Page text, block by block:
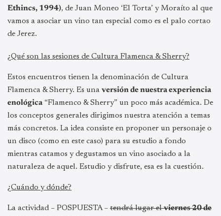
Ethincs, 1994), de Juan Moneo ‘El Torta’ y Moraíto al que
vamos a asociar un vino tan especial como es el palo cortao
de Jerez.
¿Qué son las sesiones de Cultura Flamenca & Sherry?
Estos encuentros tienen la denominación de Cultura
Flamenca & Sherry. Es una versión de nuestra experiencia
enológica “Flamenco & Sherry” un poco más académica. De
los conceptos generales dirigimos nuestra atención a temas
más concretos. La idea consiste en proponer un personaje o
un disco (como en este caso) para su estudio a fondo
mientras catamos y degustamos un vino asociado a la
naturaleza de aquel. Estudio y disfrute, esa es la cuestión.
¿Cuándo y dónde?
La actividad – POSPUESTA – tendrá lugar elviernes 20 de